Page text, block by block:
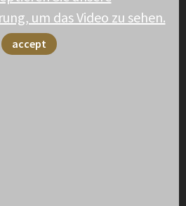
um das Video zu sehen.
accept